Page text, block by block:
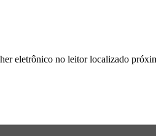
eletrônico no leitor localizado